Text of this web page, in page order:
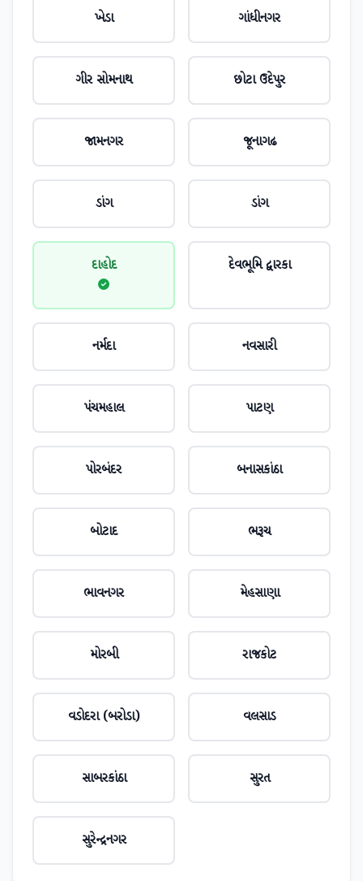
ખેડા ગાંધીનગર
ગીર સોમનાથ છોટા ઉદેપુર
જામનગર જૂનાગઢ
ડાંગ ડાંગ
દાહોદ દેવભૂમિ દ્વારકા
નર્મદા નવસારી
પંચમહાલ પાટણ
પોરબંદર બનાસકાંઠા
બોટાદ ભરૂચ
ભાવનગર મેહસાણા
મોરબી રાજકોટ
વડોદરા (બરોડા) વલસાડ
સાબરકાંઠા સુરત
સુરેન્દ્રનગર